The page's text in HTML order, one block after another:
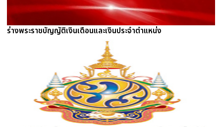
ร่างพระราชบัญญัติเงินเดือนและเงินประจำตำแหน่ง